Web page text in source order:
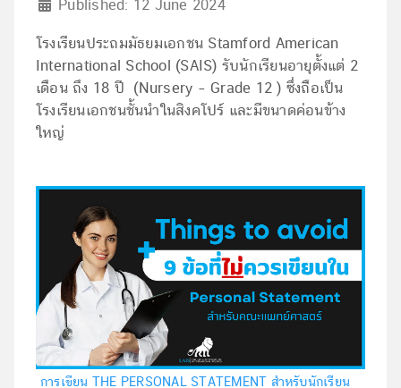
Published: 12 June 2024
โรงเรียนประถมมัธยมเอกชน Stamford American
International School (SAIS) รับนักเรียนอายุตั้งแต่ 2
เดือน ถึง 18 ปี (Nursery – Grade 12 ) ซึ่งถือเป็น
โรงเรียนเอกชนชั้นนำในสิงคโปร์ และมีขนาดค่อนข้าง
ใหญ่
การเขียน THE PERSONAL STATEMENT สำหรับนักเรียน